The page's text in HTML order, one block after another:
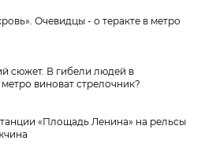
Очевидцы - о теракте в метро
сюжет. В гибели людей в
виноват стрелочник?
«Площадь Ленина» на рельсы